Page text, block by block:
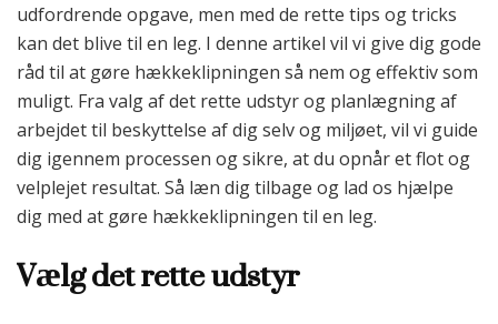
udfordrende opgave, men med de rette tips og tricks
kan det blive til en leg. I denne artikel vil vi give dig gode
råd til at gøre hækkeklipningen så nem og effektiv som
muligt. Fra valg af det rette udstyr og planlægning af
arbejdet til beskyttelse af dig selv og miljøet, vil vi guide
dig igennem processen og sikre, at du opnår et flot og
velplejet resultat. Så læn dig tilbage og lad os hjælpe
dig med at gøre hækkeklipningen til en leg.
Vælg det rette udstyr